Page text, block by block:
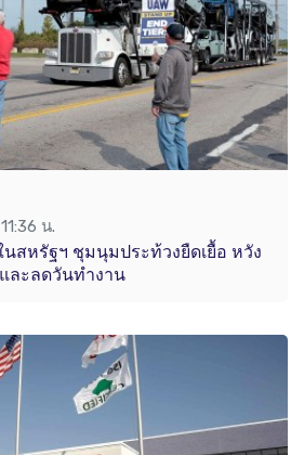
น.
สหรัฐฯ ชุมนุมประท้วงยืดเยื้อ หวัง
ละลดวันทำงาน